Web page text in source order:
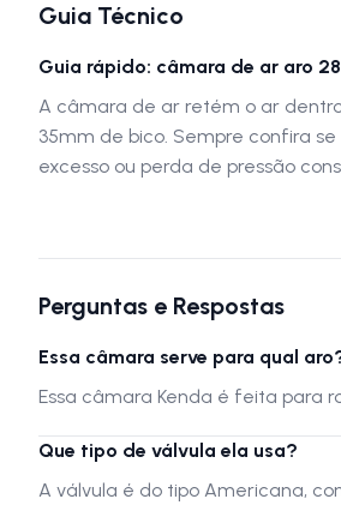
Guia Técnico
Guia rápido: câmara de ar aro 28
A câmara de ar retém o ar dentro
35mm de bico. Sempre confira
excesso ou perda de pressão
Perguntas e Respostas
Essa câmara serve para qual
Essa câmara Kenda é feita para
Que tipo de válvula ela usa?
A válvula é do tipo Americana,